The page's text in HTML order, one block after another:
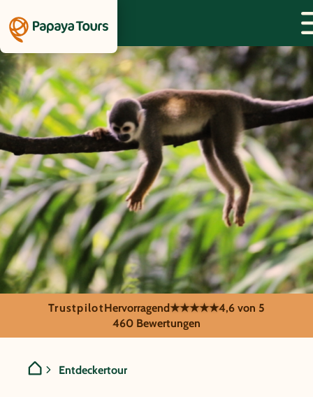
Nicaragua - Entdeckertour
TrustpilotHervorragend★★★★★4,6 von 5
460 Bewertungen
Entdeckertour